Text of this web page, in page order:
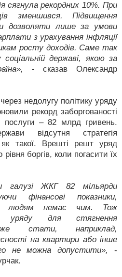
сягнула рекордних 10%. При
зменшився. Підвищення
дозволяти лише за умови
з урахування інфляції
росту доходів. Саме так
державі, якою за
- сказав Олександр
недолугу політику уряду
рекорд заборгованості
послуги – 82 млрд гривень.
відсутня стратегія
як такої. Врешті решт уряд
боргів, коли погасити їх
галузі ЖКГ 82 мільярди
фінансові показники,
людям немає чим. Тож
уряду для стягнення
стати, наприклад,
на квартири або інше
не можна допустити», -